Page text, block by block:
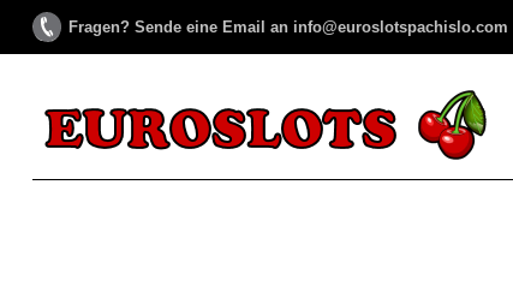
Fragen? Sende eine Email an info@euroslotspachislo.com